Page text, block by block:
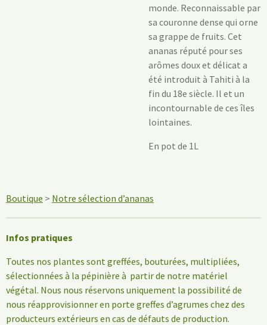
monde. Reconnaissable par
sa couronne dense qui orne
sa grappe de fruits. Cet
ananas réputé pour ses
arômes doux et délicat a
été introduit à Tahiti à la
fin du 18e siècle. Il et un
incontournable de ces îles
lointaines.
En pot de 1L
Boutique > Notre sélection d’ananas
Infos pratiques
Toutes nos plantes sont greffées, bouturées, multipliées,
sélectionnées à la pépinière à partir de notre matériel
végétal. Nous nous réservons uniquement la possibilité de
nous réapprovisionner en porte greffes d’agrumes chez des
producteurs extérieurs en cas de défauts de production.